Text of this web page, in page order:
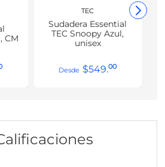
CM
TEC
Sudadera Essential
TEC Snoopy Azul,
unisex
$549.00